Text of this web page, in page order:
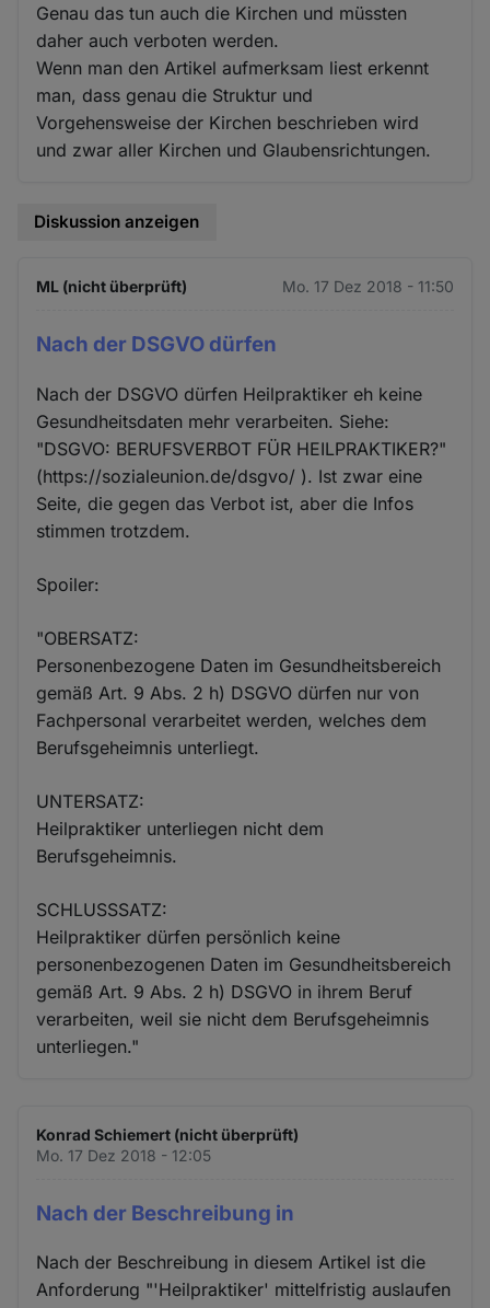
Genau das tun auch die Kirchen und müssten
daher auch verboten werden.
Wenn man den Artikel aufmerksam liest erkennt
man, dass genau die Struktur und
Vorgehensweise der Kirchen beschrieben wird
und zwar aller Kirchen und Glaubensrichtungen.
Diskussion anzeigen
ML (nicht überprüft) Mo. 17 Dez 2018 - 11:50
Nach der DSGVO dürfen
Nach der DSGVO dürfen Heilpraktiker eh keine
Gesundheitsdaten mehr verarbeiten. Siehe:
"DSGVO: BERUFSVERBOT FÜR HEILPRAKTIKER?"
(https://sozialeunion.de/dsgvo/ ). Ist zwar eine
Seite, die gegen das Verbot ist, aber die Infos
stimmen trotzdem.
Spoiler:
"OBERSATZ:
Personenbezogene Daten im Gesundheitsbereich
gemäß Art. 9 Abs. 2 h) DSGVO dürfen nur von
Fachpersonal verarbeitet werden, welches dem
Berufsgeheimnis unterliegt.
UNTERSATZ:
Heilpraktiker unterliegen nicht dem
Berufsgeheimnis.
SCHLUSSSATZ:
Heilpraktiker dürfen persönlich keine
personenbezogenen Daten im Gesundheitsbereich
gemäß Art. 9 Abs. 2 h) DSGVO in ihrem Beruf
verarbeiten, weil sie nicht dem Berufsgeheimnis
unterliegen."
Konrad Schiemert (nicht überprüft)
Mo. 17 Dez 2018 - 12:05
Nach der Beschreibung in
Nach der Beschreibung in diesem Artikel ist die
Anforderung "'Heilpraktiker' mittelfristig auslaufen